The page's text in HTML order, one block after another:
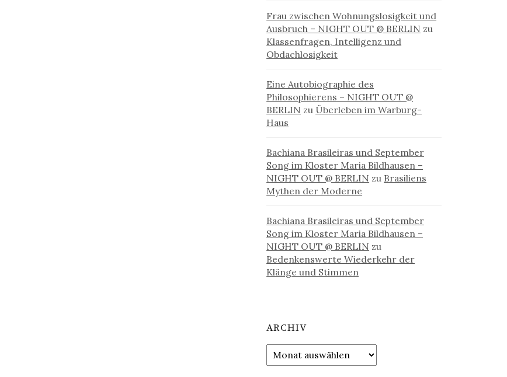
Frau zwischen Wohnungslosigkeit und
Ausbruch – NIGHT OUT @ BERLIN zu
Klassenfragen, Intelligenz und
Obdachlosigkeit
Eine Autobiographie des
Philosophierens – NIGHT OUT @
BERLIN zu Überleben im Warburg-
Haus
Bachiana Brasileiras und September
Song im Kloster Maria Bildhausen –
NIGHT OUT @ BERLIN zu Brasiliens
Mythen der Moderne
Bachiana Brasileiras und September
Song im Kloster Maria Bildhausen –
NIGHT OUT @ BERLIN zu
Bedenkenswerte Wiederkehr der
Klänge und Stimmen
ARCHIV
Archiv